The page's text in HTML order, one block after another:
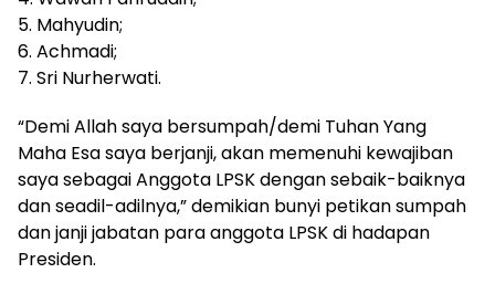
5. Mahyudin;
6. Achmadi;
7. Sri Nurherwati.
“Demi Allah saya bersumpah/demi Tuhan Yang
Maha Esa saya berjanji, akan memenuhi kewajiban
saya sebagai Anggota LPSK dengan sebaik-baiknya
dan seadil-adilnya,” demikian bunyi petikan sumpah
dan janji jabatan para anggota LPSK di hadapan
Presiden.